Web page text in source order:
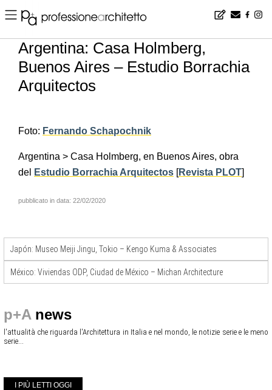
Home ▪ news ▪ es ▪ Argentina: Casa Holmberg, Buenos Aires – Estudio Borrachia Arquitectos
Argentina: Casa Holmberg,
Buenos Aires – Estudio Borrachia
Arquitectos
Foto: Fernando Schapochnik
Argentina > Casa Holmberg, en Buenos Aires, obra
del
Estudio Borrachia Arquitectos [Revista PLOT]
pubblicato in data: 22/02/2020
Japón: Museo Meiji Jingu, Tokio – Kengo Kuma & Associates
México: Viviendas ODP, Ciudad de México – Michan Architecture
p+A news
l'attualità che riguarda l'Architettura in Italia e nel mondo, le notizie serie e le meno
serie...
I PIÙ LETTI OGGI